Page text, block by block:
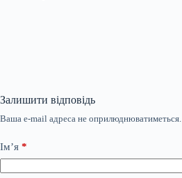
Залишити відповідь
Ваша e-mail адреса не оприлюднюватиметься.
Ім’я *